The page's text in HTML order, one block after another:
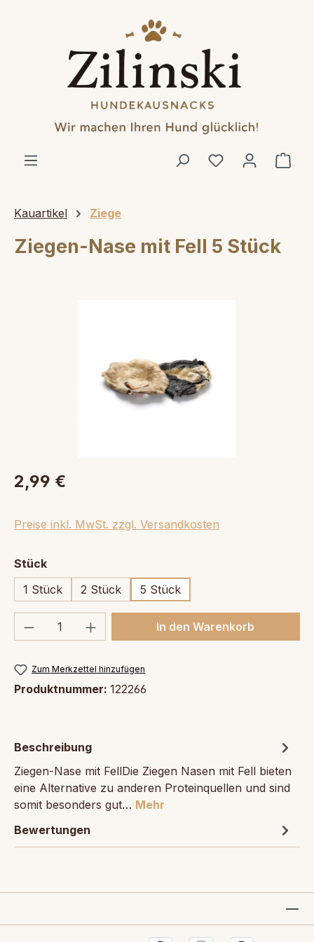
Kauartikel Ziege
Ziegen-Nase mit Fell 5 Stück
2,99 €
Preise inkl. MwSt. zzgl. Versandkosten
Stückauswählen
1 Stück
2 Stück 5 Stück
Produkt Anzahl: Gib denIn den Warenkorb
Zum Merkzettel hinzufügen
Produktnummer: 122266
Beschreibung
Ziegen-Nase mit FellDie Ziegen Nasen mit Fell bieten
eine Alternative zu anderen Proteinquellen und sind
somit besonders gut… Mehr
Bewertungen